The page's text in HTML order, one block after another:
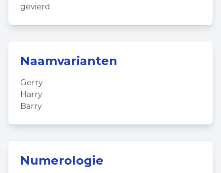
gevierd.
Naamvarianten
Gerry
Harry
Barry
Numerologie